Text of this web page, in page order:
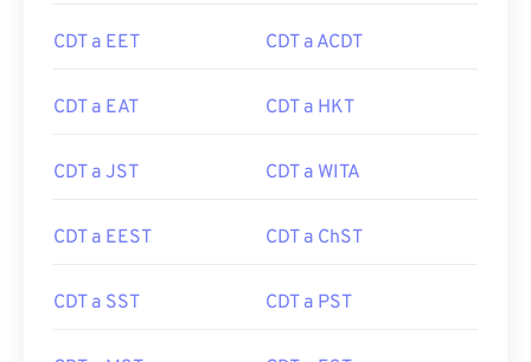
CDT a EET CDT a ACDT
CDT a EAT CDT a HKT
CDT a JST CDT a WITA
CDT a EEST CDT a ChST
CDT a SST CDT a PST